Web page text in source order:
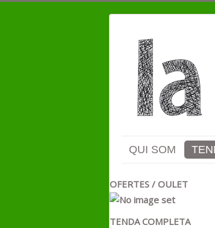
QUI SOM
OFERTES / OULET
TENDA COMPLETA